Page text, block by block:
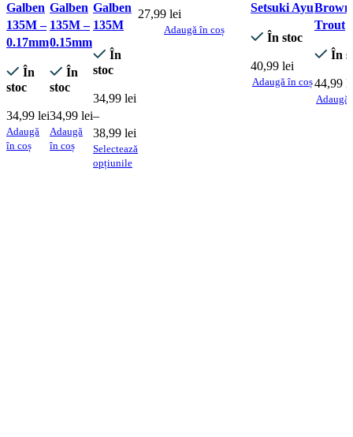
Galben
135M –
0.17mm
În
stoc
34,99 lei
Adaugă
în coș
Galben
135M –
0.15mm
În
stoc
34,99 lei
Adaugă
în coș
Galben
135M
În
stoc
34,99 lei
–
38,99 lei
de
Selectează
opțiunile
27,99 lei
Adaugă în coș
Setsuki Ayu
În stoc
40,99 lei
Adaugă în coș
Brown
Trout
În
44,99
Adaugă